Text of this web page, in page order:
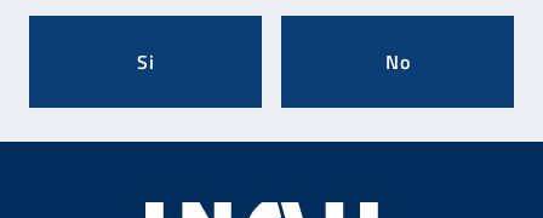
Si No